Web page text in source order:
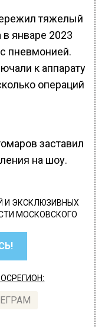
тяжелый
январе 2023
пневмонией.
к аппарату
операций
заставил
на шоу.
И ЭКСКЛЮЗИВНЫХ
МОСКОВСКОГО